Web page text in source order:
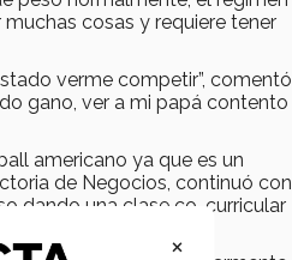
cosas y requiere tener
verme competir”, comentó
gano, ver a mi papá contento
americano ya que es un
de Negocios, continuó con
dando una clase co-curricular
×